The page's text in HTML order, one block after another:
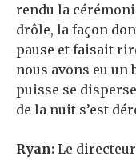
rendu la
drôle, la façon
pause et faisait
nous avons eu un
puisse se
de la nuit s’est
Ryan: Le